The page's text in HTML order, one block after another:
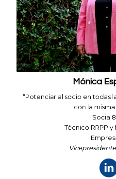
Aitana Méndez
Responsable Casa Club
Ana Sitjar: Vocal
Ricardo Balasch:
Pádel
Kike Baixas: Vocal
Francisco Colomer:
Anna Claret: Vocal
Jose Pujol: Vocal
Ariadna Belver: Vocal
Mónica
“Potenciar al socio en todas
con la
Socia
Técnico RRPP y